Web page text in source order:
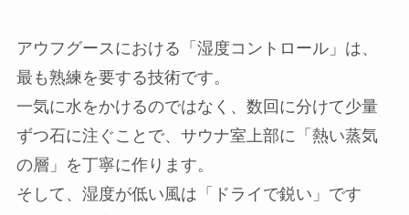
アウフグースにおける「湿度コントロール」は、
最も熟練を要する技術です。
一気に水をかけるのではなく、数回に分けて少量
ずつ石に注ぐことで、サウナ室上部に「熱い蒸気
の層」を丁寧に作ります。
そして、湿度が低い風は「ドライで鋭い」です